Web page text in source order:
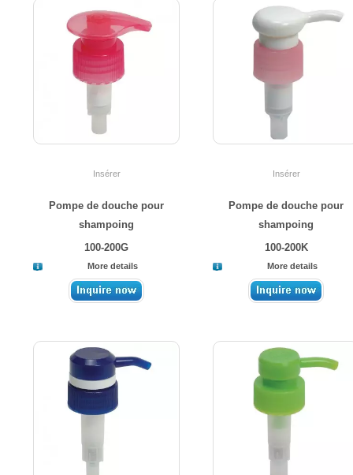
Insérer
Pompe de douche pour
shampoing
100-200G
More details
Insérer
Pompe de douche pour
shampoing
100-200K
More details